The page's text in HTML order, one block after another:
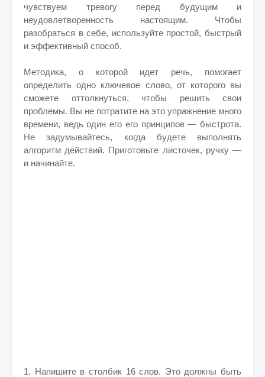
чувствуем тревогу перед будущим и
неудовлетворенность настоящим. Чтобы
разобраться в себе, используйте простой, быстрый
и эффективный способ.
Методика, о которой идет речь, помогает
определить одно ключевое слово, от которого вы
сможете оттолкнуться, чтобы решить свои
проблемы. Вы не потратите на это упражнение много
времени, ведь один его его принципов — быстрота.
Не задумывайтесь, когда будете выполнять
алгоритм действий. Приготовьте листочек, ручку —
и начинайте.
1. Напишите в столбик 16 слов. Это должны быть